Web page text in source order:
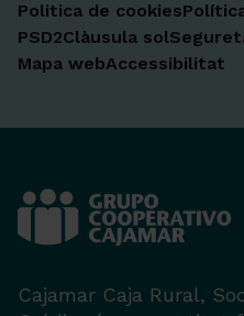
Politica de cookies
PSD2Clàusula sol
Mapa webAccessibilitat
Cajamar Caja Rural,